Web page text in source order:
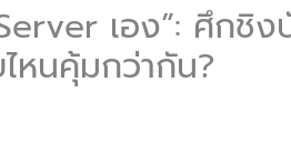
เอง”: ศึกชิง
หนคุ้มกว่ากัน?